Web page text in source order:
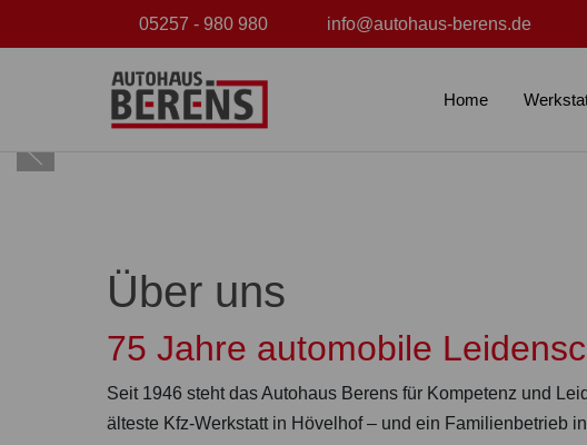
05257 - 980 980 info@autohaus-berens.de
Home
Über uns
75 Jahre automobile
Seit 1946 steht das Autohaus Berens für Kompetenz und
älteste Kfz-Werkstatt in Hövelhof – und ein Familienbetrieb